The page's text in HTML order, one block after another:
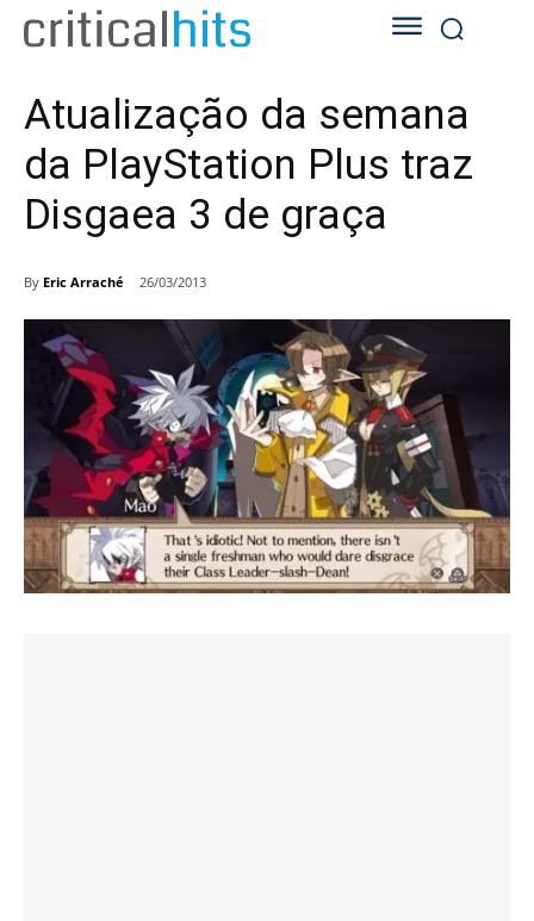
Atualização da semana
da PlayStation Plus traz
Disgaea 3 de graça
By Eric Arraché 26/03/2013